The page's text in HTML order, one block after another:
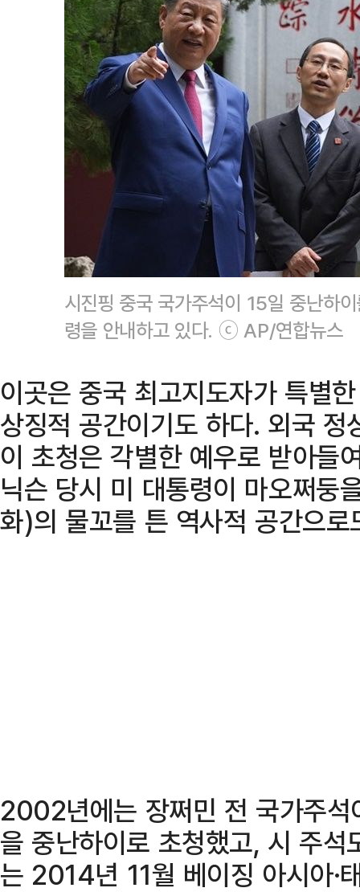
시진핑 중국 국가주석이 15일 중난하
령을 안내하고 있다. ⓒ AP/연합뉴스
이곳은 중국 최고지도자가 특별
상징적 공간이기도 하다. 외국
이 초청은 각별한 예우로 받아들
닉슨 당시 미 대통령이 마오쩌둥
화)의 물꼬를 튼 역사적 공간으
2002년에는 장쩌민 전 국가주
을 중난하이로 초청했고, 시 주
는 2014년 11월 베이징 아시아·